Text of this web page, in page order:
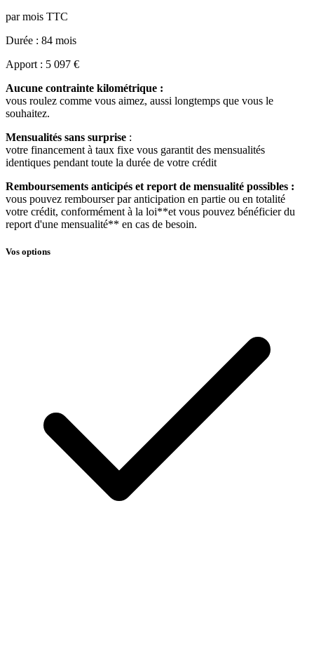
par mois TTC
Durée : 84 mois
Apport : 5 097 €
Aucune contrainte kilométrique :
vous roulez comme vous aimez, aussi longtemps que vous le
souhaitez.
Mensualités sans surprise :
votre financement à taux fixe vous garantit des mensualités
identiques pendant toute la durée de votre crédit
Remboursements anticipés et report de mensualité possibles :
vous pouvez rembourser par anticipation en partie ou en totalité
votre crédit, conformément à la loi**et vous pouvez bénéficier du
report d'une mensualité** en cas de besoin.
Vos options